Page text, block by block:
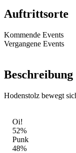
Auftrittsorte
Kommende Events
Vergangene Events
Beschreibung
Hodenstolz bewegt
Oi!
52%
Punk
48%